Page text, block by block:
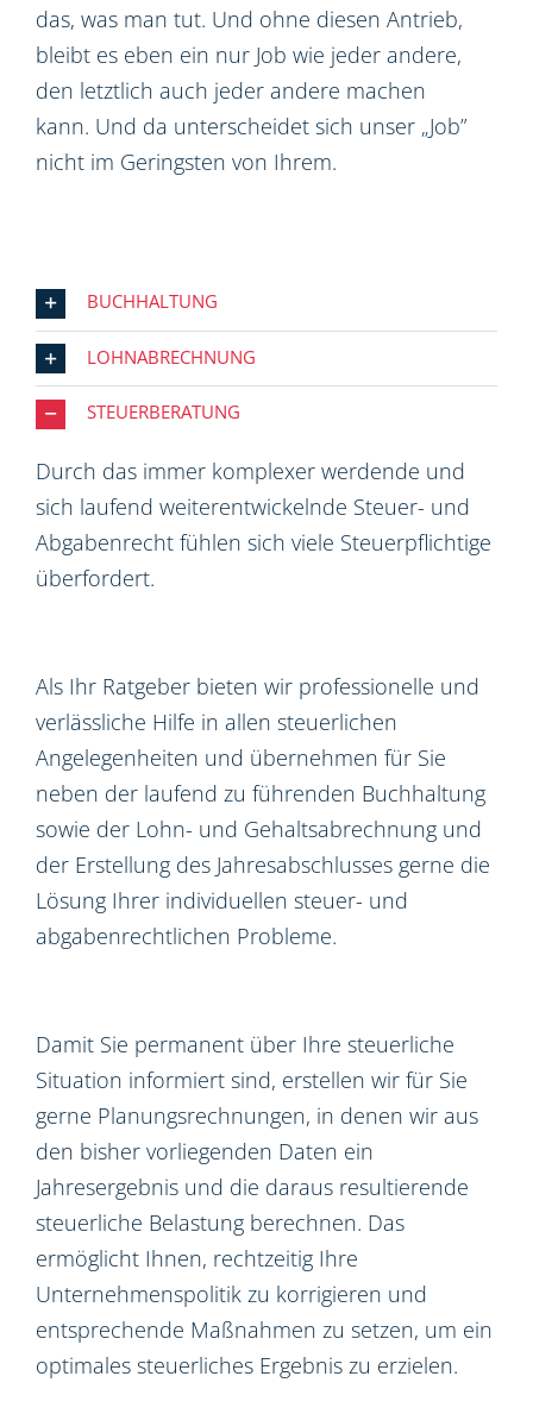
das, was man tut. Und ohne diesen Antrieb,
bleibt es eben ein nur Job wie jeder andere,
den letztlich auch jeder andere machen
kann. Und da unterscheidet sich unser „Job”
nicht im Geringsten von Ihrem.
BUCHHALTUNG
LOHNABRECHNUNG
STEUERBERATUNG
Durch das immer komplexer werdende und
sich laufend weiterentwickelnde Steuer- und
Abgabenrecht fühlen sich viele Steuerpflichtige
überfordert.
Als Ihr Ratgeber bieten wir professionelle und
verlässliche Hilfe in allen steuerlichen
Angelegenheiten und übernehmen für Sie
neben der laufend zu führenden Buchhaltung
sowie der Lohn- und Gehaltsabrechnung und
der Erstellung des Jahresabschlusses gerne die
Lösung Ihrer individuellen steuer- und
abgabenrechtlichen Probleme.
Damit Sie permanent über Ihre steuerliche
Situation informiert sind, erstellen wir für Sie
gerne Planungsrechnungen, in denen wir aus
den bisher vorliegenden Daten ein
Jahresergebnis und die daraus resultierende
steuerliche Belastung berechnen. Das
ermöglicht Ihnen, rechtzeitig Ihre
Unternehmenspolitik zu korrigieren und
entsprechende Maßnahmen zu setzen, um ein
optimales steuerliches Ergebnis zu erzielen.